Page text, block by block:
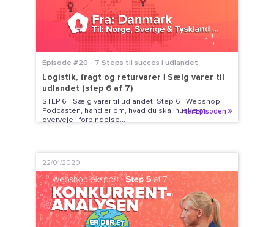
Episode #20 - 7 Steps til succes i udlandet
Logistik, fragt og returvarer | Sælg varer til
udlandet (step 6 af 7)
STEP 6 - Sælg varer til udlandet Step 6 i Webshop
Podcasten, handler om, hvad du skal huske at
overveje i forbindelse...
Hør Episoden
22/01/2020